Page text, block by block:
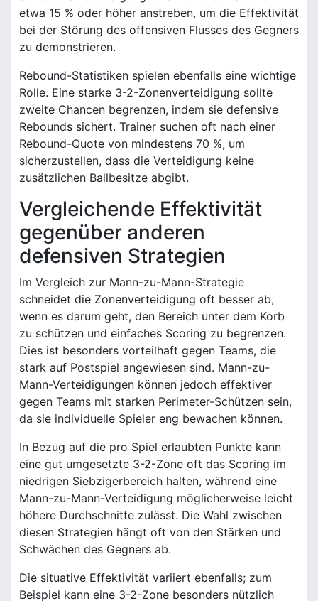
etwa 15 % oder höher anstreben, um die Effektivität
bei der Störung des offensiven Flusses des Gegners
zu demonstrieren.
Rebound-Statistiken spielen ebenfalls eine wichtige
Rolle. Eine starke 3-2-Zonenverteidigung sollte
zweite Chancen begrenzen, indem sie defensive
Rebounds sichert. Trainer suchen oft nach einer
Rebound-Quote von mindestens 70 %, um
sicherzustellen, dass die Verteidigung keine
zusätzlichen Ballbesitze abgibt.
Vergleichende Effektivität
gegenüber anderen
defensiven Strategien
Im Vergleich zur Mann-zu-Mann-Strategie
schneidet die Zonenverteidigung oft besser ab,
wenn es darum geht, den Bereich unter dem Korb
zu schützen und einfaches Scoring zu begrenzen.
Dies ist besonders vorteilhaft gegen Teams, die
stark auf Postspiel angewiesen sind. Mann-zu-
Mann-Verteidigungen können jedoch effektiver
gegen Teams mit starken Perimeter-Schützen sein,
da sie individuelle Spieler eng bewachen können.
In Bezug auf die pro Spiel erlaubten Punkte kann
eine gut umgesetzte 3-2-Zone oft das Scoring im
niedrigen Siebzigerbereich halten, während eine
Mann-zu-Mann-Verteidigung möglicherweise leicht
höhere Durchschnitte zulässt. Die Wahl zwischen
diesen Strategien hängt oft von den Stärken und
Schwächen des Gegners ab.
Die situative Effektivität variiert ebenfalls; zum
Beispiel kann eine 3-2-Zone besonders nützlich